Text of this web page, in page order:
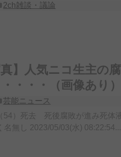
2ch雑談・議論
】人気ニコ生主の
・・・（画像あり）
芸能ニュース
54）死去 死後腐敗が進み死体
名無し 2023/05/03(水) 08:22:54...